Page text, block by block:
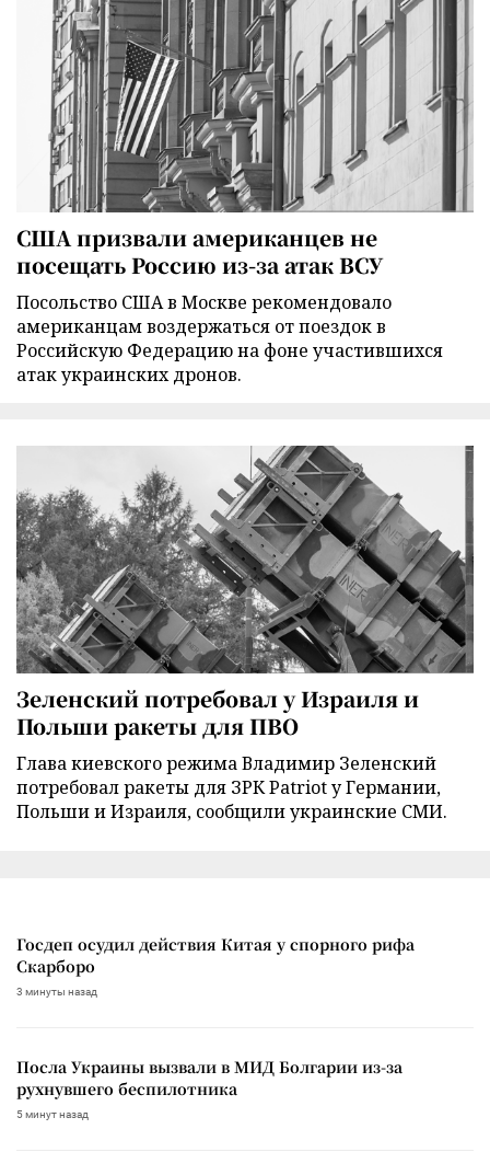
США призвали американцев не
посещать Россию из-за атак ВСУ
Посольство США в Москве рекомендовало
американцам воздержаться от поездок в
Российскую Федерацию на фоне участившихся
атак украинских дронов.
Зеленский потребовал у Израиля и
Польши ракеты для ПВО
Глава киевского режима Владимир Зеленский
потребовал ракеты для ЗРК Patriot у Германии,
Польши и Израиля, сообщили украинские СМИ.
Госдеп осудил действия Китая у спорного рифа
Скарборо
3 минуты назад
Посла Украины вызвали в МИД Болгарии из-за
рухнувшего беспилотника
5 минут назад